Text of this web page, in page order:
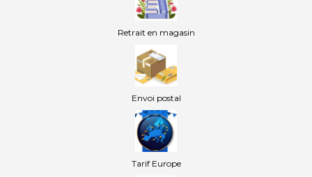
Retrait en magasin
Envoi postal
Tarif Europe